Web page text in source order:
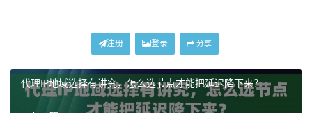
时效要求差异很大。以神龙海外动态IP为例，其提供了
多种产品以适应不同需求。
如果你的业务是长期、高频、数据量巨大的，比如持续
监控海外市场价格、大规模采集公开数据用于AI训练，
注册 登录 分享
代理IP地域选择有讲究，怎么选节点才能把延迟降下来？